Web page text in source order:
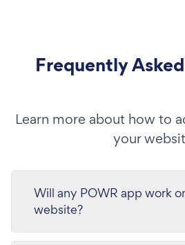
Frequently
Learn more about how to
your
Will any POWR app work
website?